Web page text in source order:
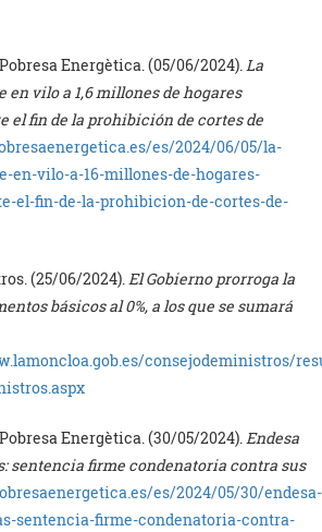
Energètica. (05/06/2024).La
vilo a 1,6 millones de hogares
el fin de la prohibición de cortes de
es/2024/06/05/la-
vilo-a-16-millones-de-hogares-
el-fin-de-la-prohibicion-de-cortes-de-
(25/06/2024).El Gobierno prorroga la
básicos al 0%, a los que se sumará
consejodeministros/
Energètica. (30/05/2024).Endesa
sentencia firme condenatoria contra sus
es/2024/05/30/endesa-
sentencia-firme-condenatoria-contra-